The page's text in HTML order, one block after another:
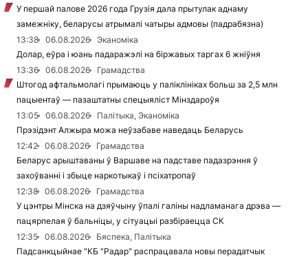
У першай палове 2026 года Грузія дала прытулак аднаму
замежніку, беларусы атрымалі чатыры адмовы (падрабязна)
13:38
06.08.2026
Эканоміка
Долар, еўра і юань падаражэлі на біржавых таргах 6 жніўня
13:36
06.08.2026
Грамадства
Штогод афтальмолагі прымаюць у паліклініках больш за 2,5 млн
пацыентаў — пазаштатны спецыяліст Мінздароўя
13:05
06.08.2026
Палітыка, Эканоміка
Прэзідэнт Алжыра можа неўзабаве наведаць Беларусь
12:42
06.08.2026
Грамадства
Беларус арыштаваны ў Варшаве на падставе падазрэння ў
захоўванні і збыце наркотыкаў і псіхатропаў
12:38
06.08.2026
Грамадства
У цэнтры Мінска на дзяўчыну ўпалі галіны надламанага дрэва —
пацярпелая ў бальніцы, у сітуацыі разбіраецца СК
12:35
06.08.2026
Бяспека, Палітыка
Падсанкцыйнае "КБ "Радар" распрацавала новы перадатчык